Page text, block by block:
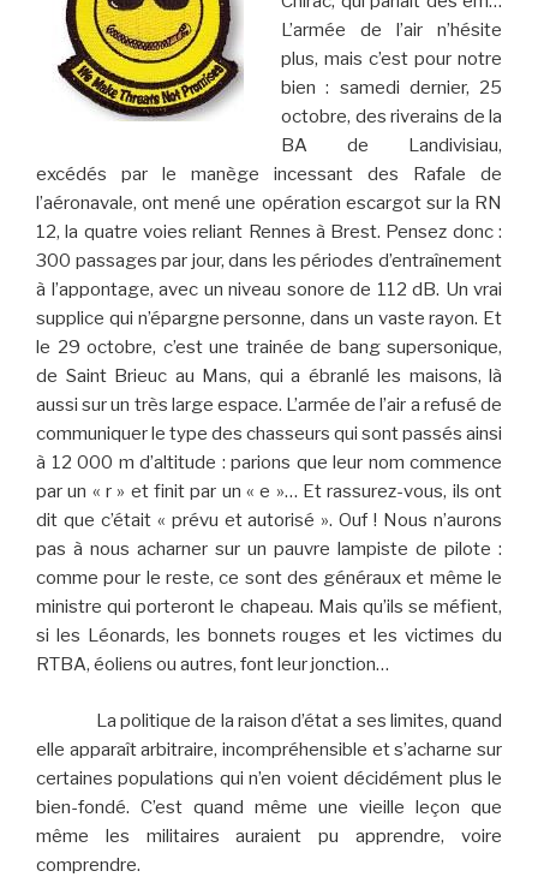
L’armée de l’air n’hésite
plus, mais c’est pour notre
bien : samedi dernier, 25
octobre, des riverains de la
BA de Landivisiau,
excédés par le manège incessant des Rafale de
l’aéronavale, ont mené une opération escargot sur la RN
12, la quatre voies reliant Rennes à Brest. Pensez donc :
300 passages par jour, dans les périodes d’entraînement
à l’appontage, avec un niveau sonore de 112 dB. Un vrai
supplice qui n’épargne personne, dans un vaste rayon. Et
le 29 octobre, c’est une trainée de bang supersonique,
de Saint Brieuc au Mans, qui a ébranlé les maisons, là
aussi sur un très large espace. L’armée de l’air a refusé de
communiquer le type des chasseurs qui sont passés ainsi
à 12 000 m d’altitude : parions que leur nom commence
par un « r » et finit par un « e »… Et rassurez-vous, ils ont
dit que c’était « prévu et autorisé ». Ouf ! Nous n’aurons
pas à nous acharner sur un pauvre lampiste de pilote :
comme pour le reste, ce sont des généraux et même le
ministre qui porteront le chapeau. Mais qu’ils se méfient,
si les Léonards, les bonnets rouges et les victimes du
RTBA, éoliens ou autres, font leur jonction…
La politique de la raison d’état a ses limites, quand
elle apparaît arbitraire, incompréhensible et s’acharne sur
certaines populations qui n’en voient décidément plus le
bien-fondé. C’est quand même une vieille leçon que
même les militaires auraient pu apprendre, voire
comprendre.